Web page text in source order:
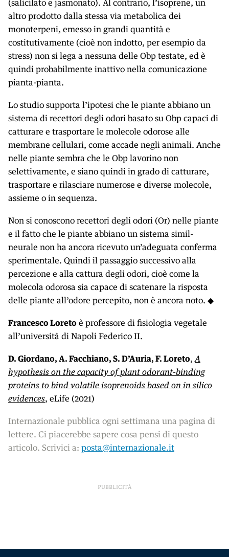
(salicilato e jasmonato). Al contrario, l’isoprene, un
altro prodotto dalla stessa via metabolica dei
monoterpeni, emesso in grandi quantità e
costitutivamente (cioè non indotto, per esempio da
stress) non si lega a nessuna delle Obp testate, ed è
quindi probabilmente inattivo nella comunicazione
pianta-pianta.
Lo studio supporta l’ipotesi che le piante abbiano un
sistema di recettori degli odori basato su Obp capaci di
catturare e trasportare le molecole odorose alle
membrane cellulari, come accade negli animali. Anche
nelle piante sembra che le Obp lavorino non
selettivamente, e siano quindi in grado di catturare,
trasportare e rilasciare numerose e diverse molecole,
assieme o in sequenza.
Non si conoscono recettori degli odori (Or) nelle piante
e il fatto che le piante abbiano un sistema simil-
neurale non ha ancora ricevuto un’adeguata conferma
sperimentale. Quindi il passaggio successivo alla
percezione e alla cattura degli odori, cioè come la
molecola odorosa sia capace di scatenare la risposta
delle piante all’odore percepito, non è ancora noto. ◆
Francesco Loreto è professore di fisiologia vegetale
all’università di Napoli Federico II.
D. Giordano, A. Facchiano, S. D’Auria, F. Loreto, A
hypothesis on the capacity of plant odorant-binding
proteins to bind volatile isoprenoids based on in silico
evidences, eLife (2021)
Internazionale pubblica ogni settimana una pagina di
lettere. Ci piacerebbe sapere cosa pensi di questo
articolo. Scrivici a: posta@internazionale.it
PUBBLICITÀ